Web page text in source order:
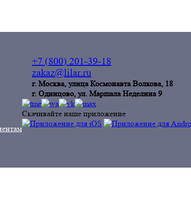
+7 (800) 201-39-18
zakaz@lilar.ru
г. Москва, улица Космонавта Волкова, 18
г. Одинцoво, ул. Маршала Неделина 9
Скачивайте наше приложение